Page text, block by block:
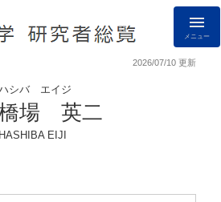
メニュー
2026/07/10 更新
シバ エイジ
場 英二
HASHIBA EIJI